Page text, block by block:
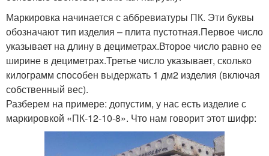
Маркировка начинается с аббревиатуры ПК. Эти буквы
обозначают тип изделия – плита пустотная.Первое число
указывает на длину в дециметрах.Второе число равно ее
ширине в дециметрах.Третье число указывает, сколько
килограмм способен выдержать 1 дм2 изделия (включая
собственный вес).
Разберем на примере: допустим, у нас есть изделие с
маркировкой «ПК-12-10-8». Что нам говорит этот шифр: